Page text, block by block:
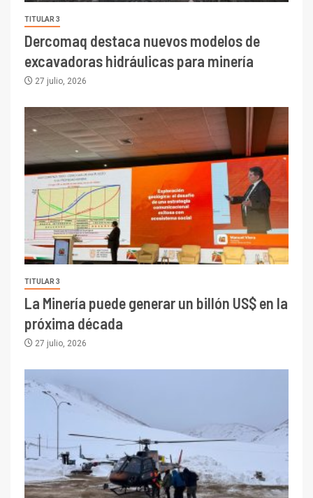
TITULAR 3
Dercomaq destaca nuevos modelos de
excavadoras hidráulicas para minería
27 julio, 2026
TITULAR 3
La Minería puede generar un billón US$ en la
próxima década
27 julio, 2026